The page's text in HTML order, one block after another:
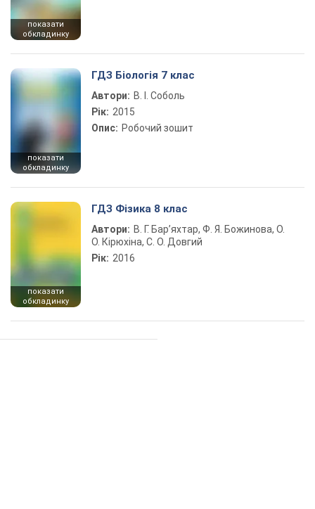
показати
обкладинку
показати
обкладинку
ГДЗ Біологія 7 клас
Автори: В. І. Соболь
Рік: 2015
Опис: Робочий зошит
показати
обкладинку
ГДЗ Фізика 8 клас
Автори: В. Г. Бар’яхтар, Ф. Я. Божинова, О.
О. Кірюхіна, С. О. Довгий
Рік: 2016